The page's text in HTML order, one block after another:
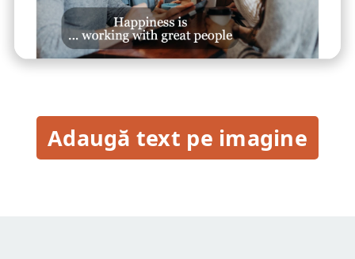
Adaugă text pe imagine